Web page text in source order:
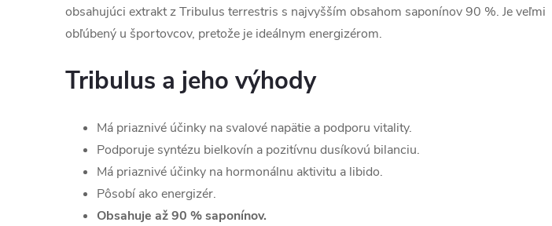
obsahujúci extrakt z Tribulus terrestris s najvyšším obsahom saponínov 90 %. Je veľmi
obľúbený u športovcov, pretože je ideálnym energizérom.
Tribulus a jeho výhody
Má priaznivé účinky na svalové napätie a podporu vitality.
Podporuje syntézu bielkovín a pozitívnu dusíkovú bilanciu.
Má priaznivé účinky na hormonálnu aktivitu a libido.
Pôsobí ako energizér.
Obsahuje až 90 % saponínov.